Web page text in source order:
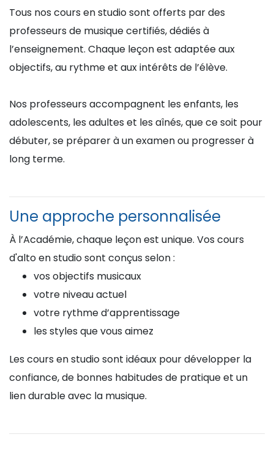
Tous nos cours en studio sont offerts par des
professeurs de musique certifiés, dédiés à
l’enseignement. Chaque leçon est adaptée aux
objectifs, au rythme et aux intérêts de l’élève.
Nos professeurs accompagnent les enfants, les
adolescents, les adultes et les aînés, que ce soit pour
débuter, se préparer à un examen ou progresser à
long terme.
Une approche personnalisée
À l’Académie, chaque leçon est unique. Vos cours
d'alto en studio sont conçus selon :
vos objectifs musicaux
votre niveau actuel
votre rythme d’apprentissage
les styles que vous aimez
Les cours en studio sont idéaux pour développer la
confiance, de bonnes habitudes de pratique et un
lien durable avec la musique.